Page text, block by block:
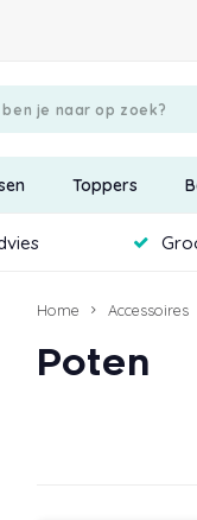
Toppers
Home Accessoires
Poten